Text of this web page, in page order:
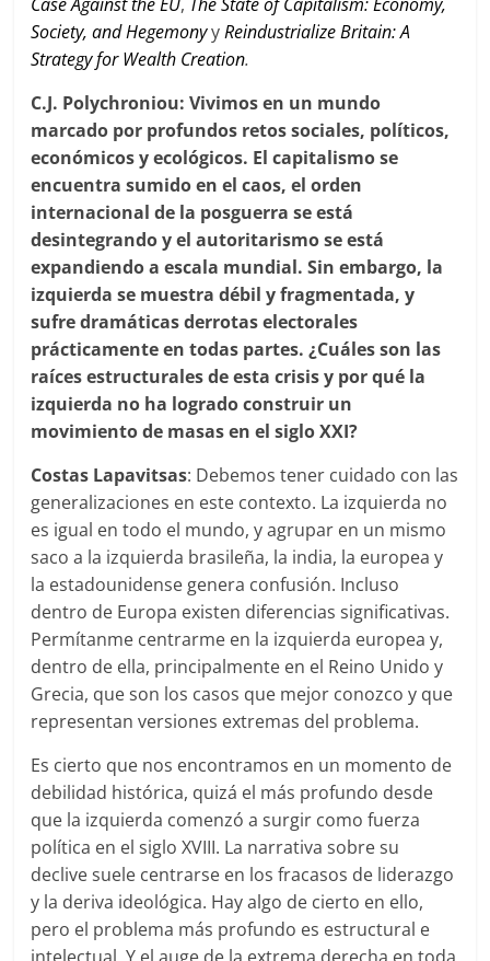
Society, and HegemonyyReindustrialize Britain: A
Strategy for Wealth Creation.
C.J. Polychroniou: Vivimos en un mundo
marcado por profundos retos sociales, políticos,
económicos y ecológicos. El capitalismo se
encuentra sumido en el caos, el orden
internacional de la posguerra se está
desintegrando y el autoritarismo se está
expandiendo a escala mundial. Sin embargo, la
izquierda se muestra débil y fragmentada, y
sufre dramáticas derrotas electorales
prácticamente en todas partes. ¿Cuáles son las
raíces estructurales de esta crisis y por qué la
izquierda no ha logrado construir un
movimiento de masas en el siglo XXI?
Costas Lapavitsas: Debemos tener cuidado con las
generalizaciones en este contexto. La izquierda no
es igual en todo el mundo, y agrupar en un mismo
saco a la izquierda brasileña, la india, la europea y
la estadounidense genera confusión. Incluso
dentro de Europa existen diferencias significativas.
Permítanme centrarme en la izquierda europea y,
dentro de ella, principalmente en el Reino Unido y
Grecia, que son los casos que mejor conozco y que
representan versiones extremas del problema.
Es cierto que nos encontramos en un momento de
debilidad histórica, quizá el más profundo desde
que la izquierda comenzó a surgir como fuerza
política en el siglo XVIII. La narrativa sobre su
declive suele centrarse en los fracasos de liderazgo
y la deriva ideológica. Hay algo de cierto en ello,
pero el problema más profundo es estructural e